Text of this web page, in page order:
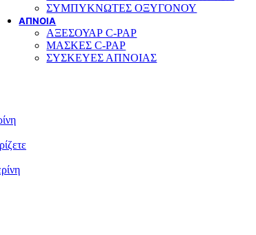
ΣΥΜΠΥΚΝΩΤΕΣ ΟΞΥΓΟΝΟΥ
ΆΠΝΟΙΑ
ΑΞΕΣΟΥΑΡ C-PAP
ΜΑΣΚΕΣ C-PAP
ΣΥΣΚΕΥΕΣ ΑΠΝΟΙΑΣ